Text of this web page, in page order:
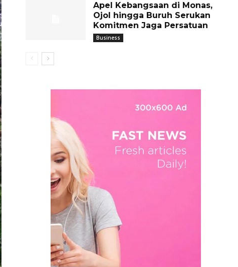
Apel Kebangsaan di Monas,
Ojol hingga Buruh Serukan
Komitmen Jaga Persatuan
Business